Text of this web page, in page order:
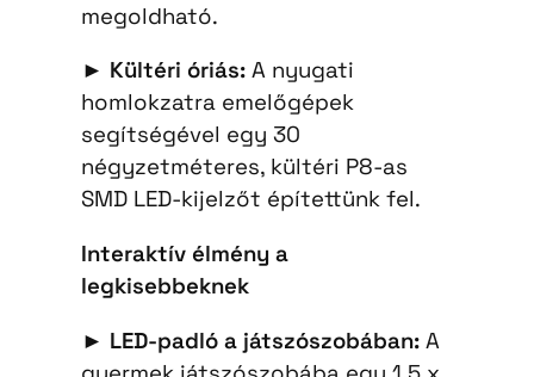
megoldható.
► Kültéri óriás: A nyugati
homlokzatra emelőgépek
segítségével egy 30
négyzetméteres, kültéri P8-as
SMD LED-kijelzőt építettünk fel.
Interaktív élmény a
legkisebbeknek
► LED-padló a játszószobában: A